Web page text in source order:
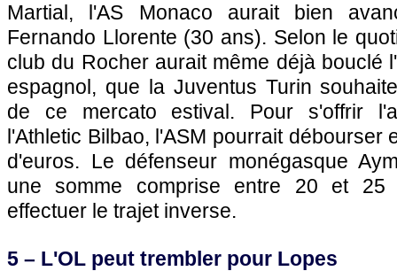
Martial, l'AS Monaco aurait bien
Fernando Llorente (30 ans). Selon le
club du Rocher aurait même déjà bouclé
espagnol, que la Juventus Turin
de ce mercato estival. Pour s'offrir
l'Athletic Bilbao, l'ASM pourrait débourser
d'euros. Le défenseur monégasque
une somme comprise entre 20 et 25
effectuer le trajet inverse.
5 – L'OL peut trembler pour Lopes